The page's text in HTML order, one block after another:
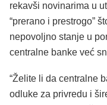
rekavši novinarima u
“prerano i prestrogo”
nepovoljno stanje u
centralne banke već
“Želite li da centralne
odluke za privredu i